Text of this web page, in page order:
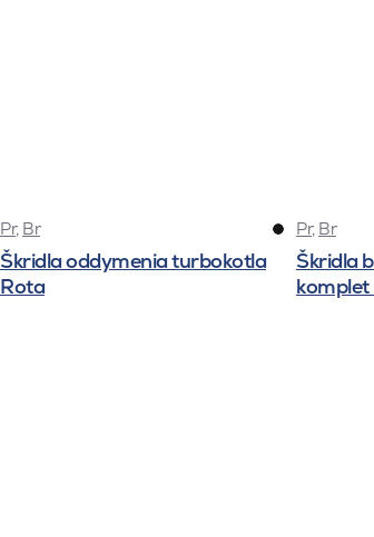
Pr, Br
Škridla oddymenia turbokotla
Rota
Pr, Br
Škridla
komplet